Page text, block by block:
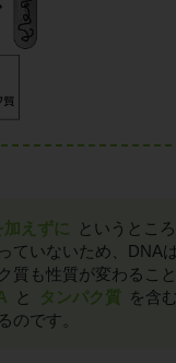
加えずに
というとこ
ていないため、DNA
質も性質が変わるこ
と タンパク質 を含
のです。